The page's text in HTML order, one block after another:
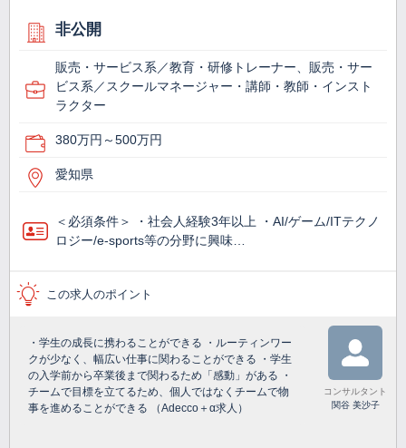
非公開
販売・サービス系／教育・研修トレーナー、販売・サー
ビス系／スクールマネージャー・講師・教師・インスト
ラクター
380万円～500万円
愛知県
＜必須条件＞ ・社会人経験3年以上 ・AI/ゲーム/ITテクノ
ロジー/e-sports等の分野に興味…
この求人のポイント
・学生の成長に携わることができる ・ルーティンワー
クが少なく、幅広い仕事に関わることができる ・学生
の入学前から卒業後まで関わるため「感動」がある ・
チームで目標を立てるため、個人ではなくチームで物
事を進めることができる （Adecco＋α求人）
コンサルタント
関谷 美沙子